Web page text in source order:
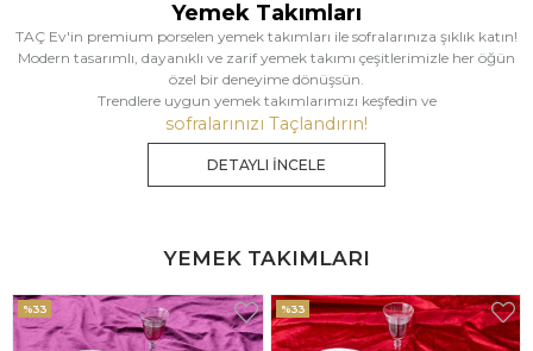
Yemek Takımları
TAÇ Ev'in premium porselen yemek takımları ile sofralarınıza şıklık katın!
Modern tasarımlı, dayanıklı ve zarif yemek takımı çeşitlerimizle her öğün
özel bir deneyime dönüşsün.
Trendlere uygun yemek takımlarımızı keşfedin ve
sofralarınızı Taçlandırın!
DETAYLI İNCELE
YEMEK TAKIMLARI
%33 %25